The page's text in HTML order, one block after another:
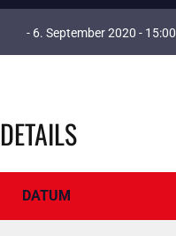
- 6. September 2020 - 15:00
DETAILS
DATUM